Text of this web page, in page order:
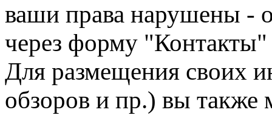
ваши права нарушены -
через форму "Контакты"
Для размещения своих
обзоров и пр.) вы также